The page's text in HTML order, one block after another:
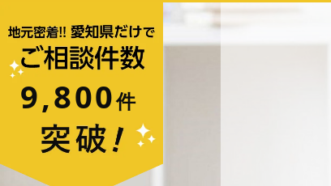
9,800件
トップ お片付けの種類